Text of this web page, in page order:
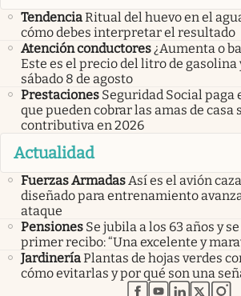
TendenciaRitual del huevo en el
cómo debes interpretar el resultado
Atención conductores ¿Aumenta o
Este es el precio del litro de gasolina
sábado 8 de agosto
Prestaciones Seguridad Social paga
que pueden cobrar las amas de casa
contributiva en 2026
Actualidad
Fuerzas ArmadasAsí es el avión
diseñado para entrenamiento
ataque
Pensiones Se jubila a los 63 años y
primer recibo: “Una excelente y
JardineríaPlantas de hojas verdes
cómo evitarlas y por qué son una
abre en nueva
abre enabre en
abre